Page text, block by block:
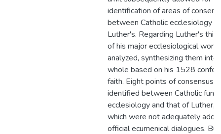
identification of areas of
between Catholic ecclesiology
Luther's. Regarding Luther's
of his major ecclesiological
analyzed, synthesizing them into
whole based on his 1528
faith. Eight points of consensus
identified between Catholic
ecclesiology and that of Luther,
which were not adequately
official ecumenical dialogues.